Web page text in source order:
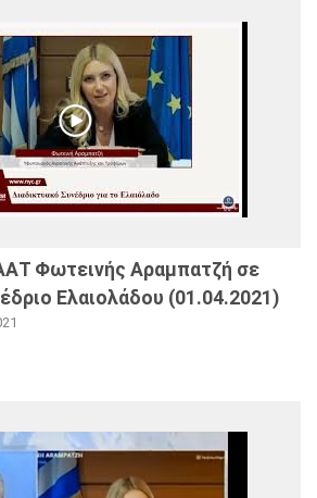
Φωτεινής Αραμπατζή σε
Ελαιολάδου (01.04.2021)